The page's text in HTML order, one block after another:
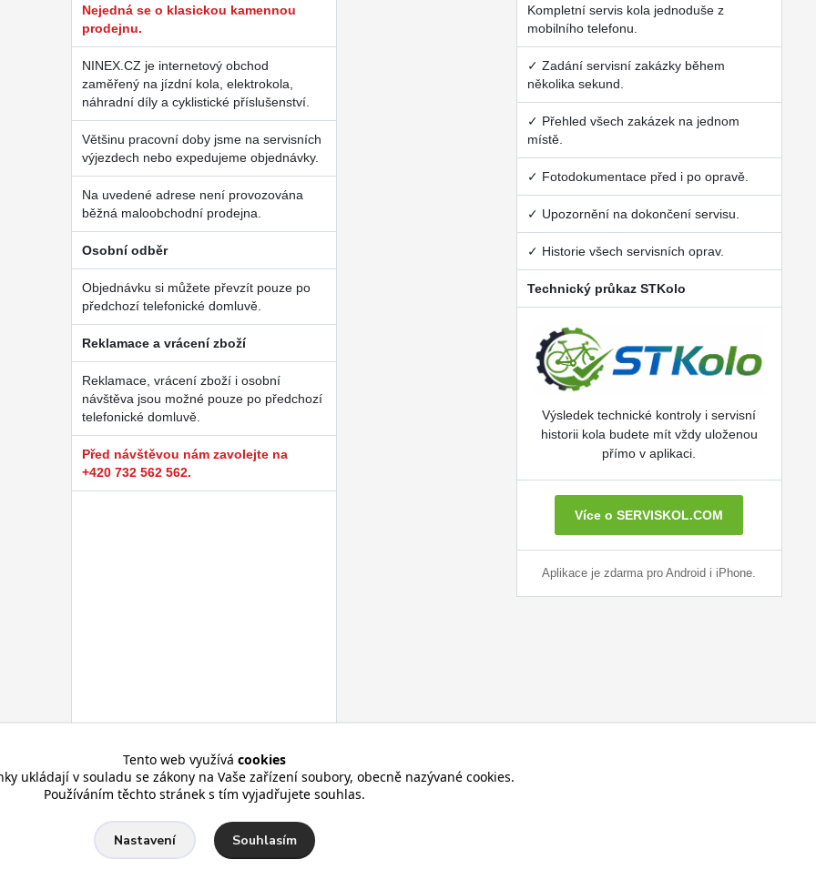
Nejedná se o klasickou kamennou
prodejnu.
NINEX.CZ je internetový obchod
zaměřený na jízdní kola, elektrokola,
náhradní díly a cyklistické příslušenství.
Většinu pracovní doby jsme na servisních
výjezdech nebo expedujeme objednávky.
Na uvedené adrese není provozována
běžná maloobchodní prodejna.
Osobní odběr
Objednávku si můžete převzít pouze po
předchozí telefonické domluvě.
Reklamace a vrácení zboží
Reklamace, vrácení zboží i osobní
návštěva jsou možné pouze po předchozí
telefonické domluvě.
Před návštěvou nám zavolejte na
+420 732 562 562.
Kompletní servis kola jednoduše z
mobilního telefonu.
✓ Zadání servisní zakázky během
několika sekund.
✓ Přehled všech zakázek na jednom
místě.
✓ Fotodokumentace před i po opravě.
✓ Upozornění na dokončení servisu.
✓ Historie všech servisních oprav.
Technický průkaz STKolo
Výsledek technické kontroly i servisní
historii kola budete mít vždy uloženou
přímo v aplikaci.
Více o SERVISKOL.COM
Aplikace je zdarma pro Android i iPhone.
Tento web využívá cookies
ukládají v souladu se zákony na Vaše zařízení soubory, obecně nazývané cookies.
Používáním těchto stránek s tím vyjadřujete souhlas.
Nastavení Souhlasím